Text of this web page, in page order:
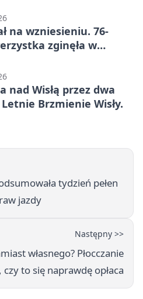
na wzniesieniu. 76-
zginęła w
nad Wisłą przez dwa
Brzmienie Wisły.
tydzień pełen
jazdy
Następny >>
własnego? Płocczanie
to się naprawdę opłaca